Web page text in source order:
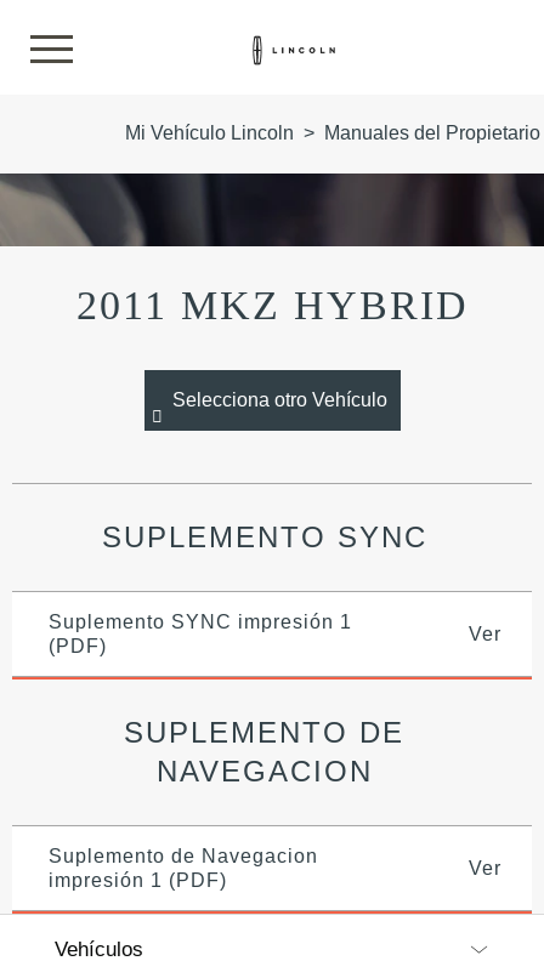
Mi Vehículo Lincoln > Manuales del
2011 MKZ HYBRID
Selecciona otro Vehículo
SUPLEMENTO SYNC
Suplemento SYNC impresión 1
(PDF)
Ver
SUPLEMENTO DE
NAVEGACION
Suplemento de Navegacion
impresión 1 (PDF)
Ver
Vehículos